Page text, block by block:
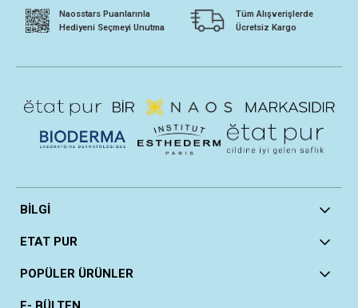
Naosstars Puanlarınla
Hediyeni Seçmeyi Unutma
Tüm Alışverişlerde
Ücretsiz Kargo
BİLGİ
ETAT PUR
POPÜLER ÜRÜNLER